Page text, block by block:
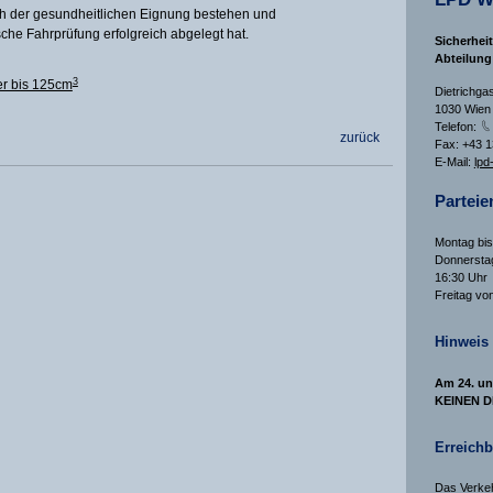
der gesundheitlichen Eignung bestehen und
Fahrprüfung erfolgreich abgelegt hat.
bis 125cm3
zurück
Abteilung
1030 Wien
Telefon:
Fax: +43
E-Mail:
Montag
16:30 Uhr
Freitag
Hinweis
Am 24.
KEINEN
Das